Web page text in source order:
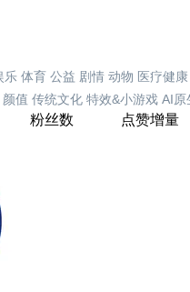
乐 体育 公益 剧情 动物 医疗健康
颜值 传统文化 特效&小游戏 AI原
粉丝数 点赞增量